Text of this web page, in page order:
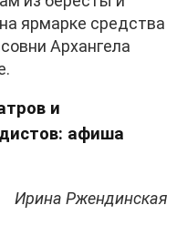
ярмарке средства
Архангела
и
афиша
Ирина Ржендинская